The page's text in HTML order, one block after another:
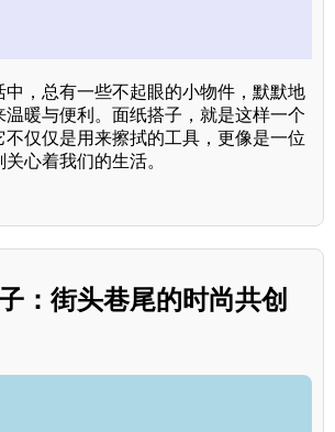
中，总有一些不起眼的小物件，默默地
温暖与便利。面纸搭子，就是这样一个
不仅仅是用来擦拭的工具，更像是一位
心着我们的生活。
：街头巷尾的时尚共创